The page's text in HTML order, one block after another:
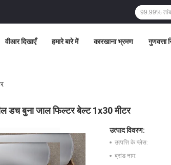
वीआर दिखाएँ हमारे बारे में कारखाना भ्रमण गुणवत्ता
डच बुना जाल फिल्टर बेल्ट 1x30 मीटर
उत्पाद विवरण:
उत्पत्ति के प्लेस:
ब्रांड नाम: